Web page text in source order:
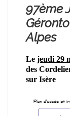
97ème
Alpes
Le jeudi 29
des
sur Isère